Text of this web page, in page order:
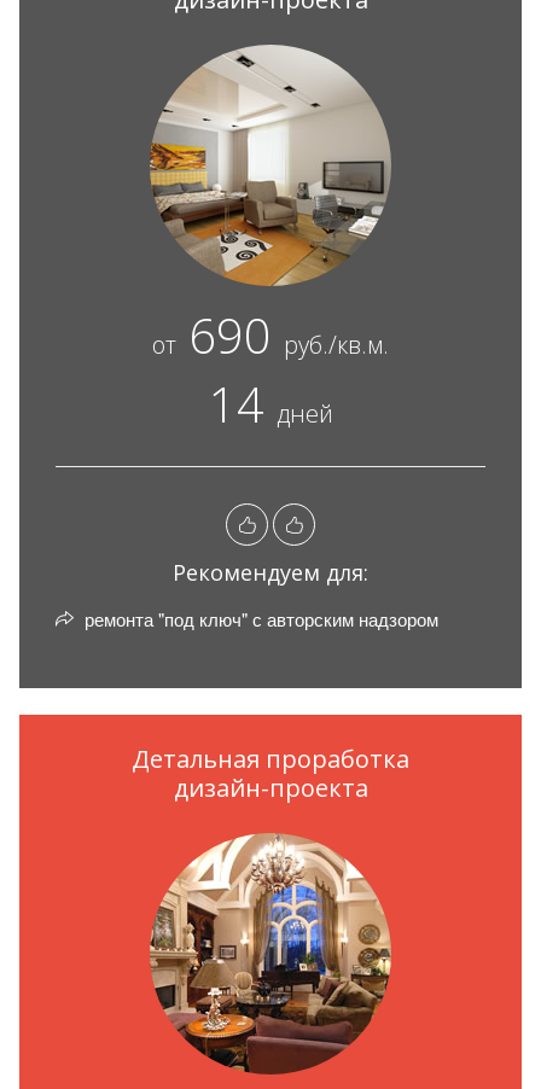
от 690 руб./кв.м.
14 дней
Рекомендуем для:
ремонта "под ключ" с авторским надзором
Детальная проработка
дизайн-проекта